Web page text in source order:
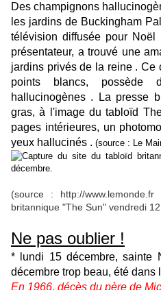
Des champignons
les jardins de Buckingham
télévision diffusée pour Noël
présentateur, a trouvé une
jardins privés de la reine . Ce
points blancs, possède
hallucinogènes . La presse
gras, à l'image du tabloïd
pages intérieures, un
yeux hallucinés . (source : Le
(source : http://
britannique "The Sun" vendredi
Ne pas oublier !
* lundi 15 décembre, sainte
décembre trop beau, été dans
En 1966, décès du père de